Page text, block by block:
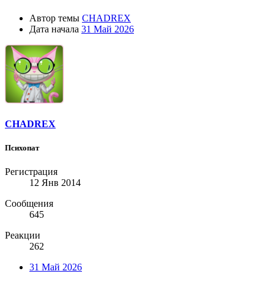
Автор темы CHADREX
Дата начала 31 Май 2026
CHADREX
Психопат
Регистрация
12 Янв 2014
Сообщения
645
Реакции
262
31 Май 2026